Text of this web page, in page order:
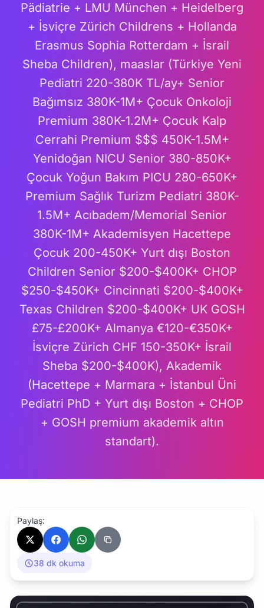
Pädiatrie + LMU München + Heidelberg
+ İsviçre Zürich Childrens + Hollanda
Erasmus Sophia Rotterdam + İsrail
Sheba Children), maaslar (Türkiye Yeni
Pediatri 220-380K TL/ay+ Senior
Bağımsız 380K-1M+ Çocuk Onkoloji
Premium 380K-1.2M+ Çocuk Kalp
Cerrahi Premium $$$ 450K-1.5M+
Yenidoğan NICU Senior 380-850K+
Çocuk Yoğun Bakım PICU 280-650K+
Premium Sağlık Turizm Pediatri 380K-
1.5M+ Acıbadem/Memorial Senior
380K-1M+ Akademisyen Hacettepe
Çocuk 200-450K+ Yurt dışı Boston
Children Senior $200-$400K+ CHOP
$250-$450K+ Cincinnati $200-$400K+
Texas Children $200-$400K+ UK GOSH
£75-£200K+ Almanya €120-€350K+
İsviçre Zürich CHF 150-350K+ İsrail
Sheba $200-$400K), Akademik
(Hacettepe + Marmara + İstanbul Üni
Pediatri PhD + Yurt dışı Boston + CHOP
+ GOSH premium akademik altın
standart).
Paylaş:
38 dk okuma